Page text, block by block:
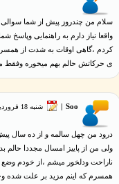
سلام من چندروز پیش از شما سوالی
واقعا نیاز دارم به راهنمایی
کردم ،گاهی اوقات به شدت از
ی حرکاتش حالم بهم میخوره وفقط
Soo شنبه 18 فروردین 1397
درود من چهل سالمه و از ده سال
ولی من از پاییز امسال مجددا حالم
ناراحت ودلخور میشم ،از خودم
همسرم که اینم مزید بر علت شده